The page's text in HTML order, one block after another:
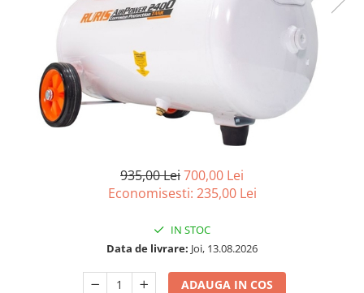
935,00 Lei700,00 Lei
Economisesti: 235,00 Lei
IN STOC
Data de livrare: Joi, 13.08.2026
ADAUGA IN COS